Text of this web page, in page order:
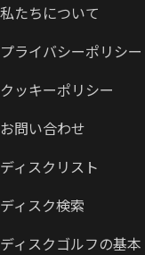
私たちについて
プライバシーポリシー
クッキーポリシー
お問い合わせ
ディスクリスト
ディスク検索
ディスクゴルフの基本